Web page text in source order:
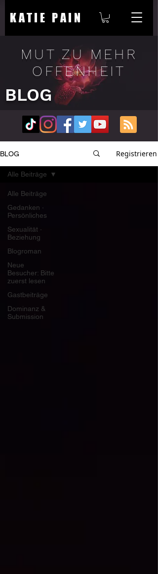
KATIE PAIN
MUT ZU MEHR
OFFENHEIT
BLOG
BLOG Registrieren
Alle Beiträge
Gedanken ∙
Persönliches
Sexualität ∙
Beziehung
Blogroman
Neue
Besucher: Bitte
zuerst lesen
Gastbeiträge
Dominanz &
Submission
Alle Beiträge